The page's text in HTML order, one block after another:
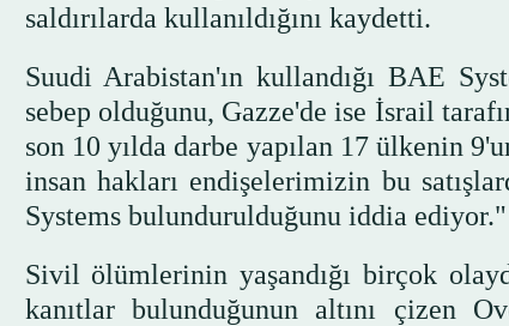
saldırılarda kullanıldığını kaydetti.
Suudi Arabistan'ın kullandığı BAE
sebep olduğunu, Gazze'de ise İsrail
son 10 yılda darbe yapılan 17 ülkenin
insan hakları endişelerimizin bu
Systems bulundurulduğunu iddia
Sivil ölümlerinin yaşandığı birçok
kanıtlar bulunduğunun altını çizen